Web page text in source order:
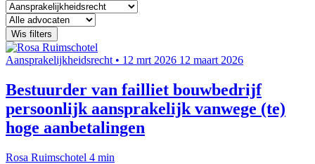
Wis filters
Aansprakelijkheidsrecht • 12 mrt 2026 12 maart 2026
Bestuurder van failliet bouwbedrijf
persoonlijk aansprakelijk vanwege (te)
hoge aanbetalingen
Rosa Ruimschotel 4 min